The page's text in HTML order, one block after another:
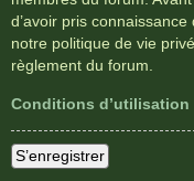
d’avoir pris
notre politique de vie
règlement du forum.
Conditions d’utilisation
S’enregistrer